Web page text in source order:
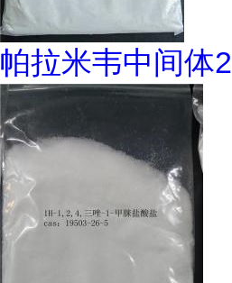
帕拉米韦中间体2